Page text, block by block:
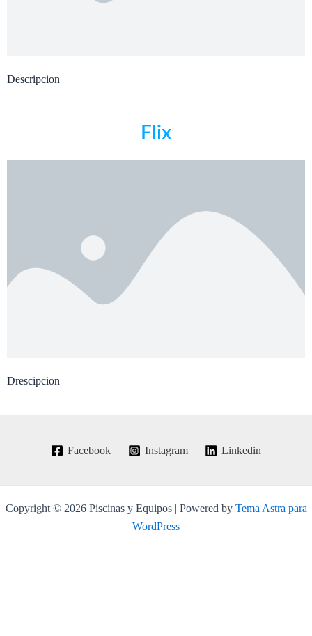
Descripcion
Flix
Drescipcion
Facebook Instagram Linkedin
Copyright © 2026 Piscinas y Equipos | Powered by Tema Astra para
WordPress